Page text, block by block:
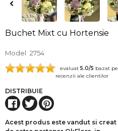
Buchet Mixt cu Hortensie
Model 2754
evaluat 5.0/5 bazat pe
recenzii ale clientilor
DISTRIBUIE
Acest produs este vandut si creat